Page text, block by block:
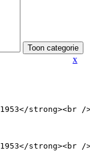
x
1953</